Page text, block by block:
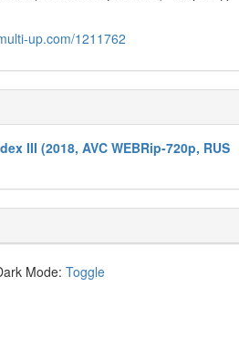
up.com/1211762
III (2018, AVC WEBRip-720p, RUS
Mode: Toggle